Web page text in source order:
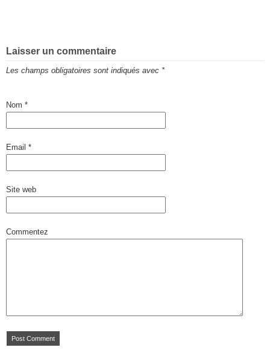
Laisser un commentaire
Les champs obligatoires sont indiqués avec *
Nom *
Email *
Site web
Commentez